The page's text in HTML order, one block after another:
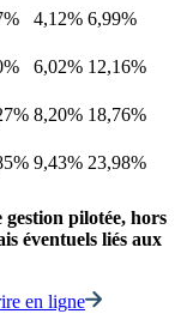
4,12% 6,99%
6,02% 12,16%
8,20% 18,76%
9,43% 23,98%
gestion pilotée, hors
éventuels liés aux
en ligne